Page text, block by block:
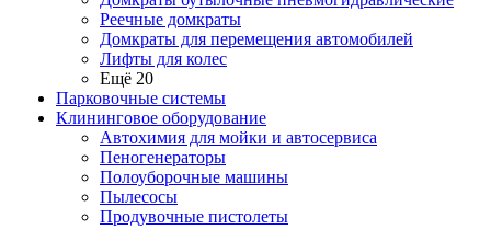
Реечные домкраты
Домкраты для перемещения автомобилей
Лифты для колес
Ещё 20
Парковочные системы
Клининговое оборудование
Автохимия для мойки и автосервиса
Пеногенераторы
Полоуборочные машины
Пылесосы
Продувочные пистолеты